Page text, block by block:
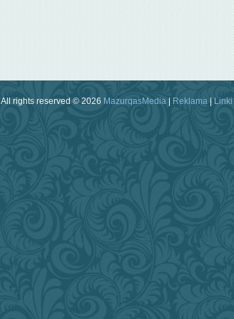
All rights reserved © 2026 MazurqasMedia Reklama Linki